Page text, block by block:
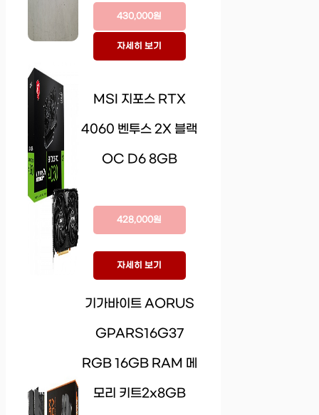
430,000원
자세히 보기
MSI 지포스 RTX
4060 벤투스 2X 블랙
OC D6 8GB
428,000원
자세히 보기
기가바이트 AORUS
GPARS16G37
RGB 16GB RAM 메
모리 키트2x8GB